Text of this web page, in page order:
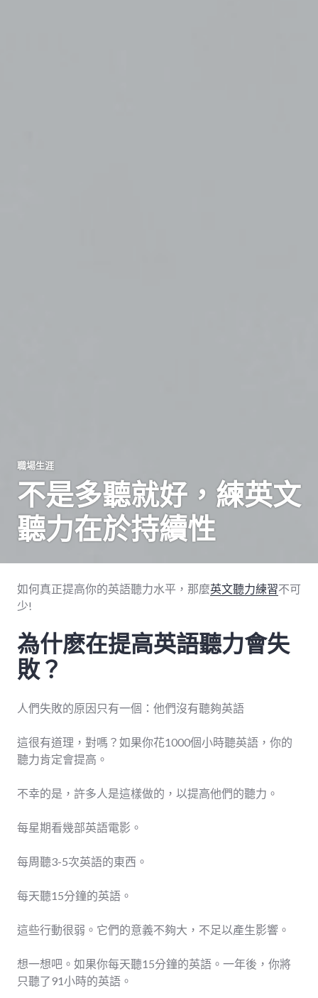
職場生涯
不是多聽就好，練英文
聽力在於持續性
如何真正提高你的英語聽力水平，那麼英文聽力練習不可
少!
為什麽在提高英語聽力會失
敗？
人們失敗的原因只有一個：他們沒有聽夠英語
這很有道理，對嗎？如果你花1000個小時聽英語，你的
聽力肯定會提高。
不幸的是，許多人是這樣做的，以提高他們的聽力。
每星期看幾部英語電影。
每周聽3-5次英語的東西。
每天聽15分鐘的英語。
這些行動很弱。它們的意義不夠大，不足以產生影響。
想一想吧。如果你每天聽15分鐘的英語。一年後，你將
只聽了91小時的英語。